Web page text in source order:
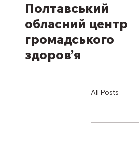
Полтавський
обласний центр
громадського
здоров’я
All Posts